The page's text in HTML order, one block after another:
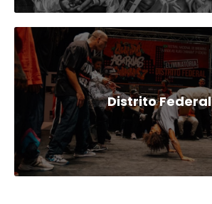
Distrito Federal